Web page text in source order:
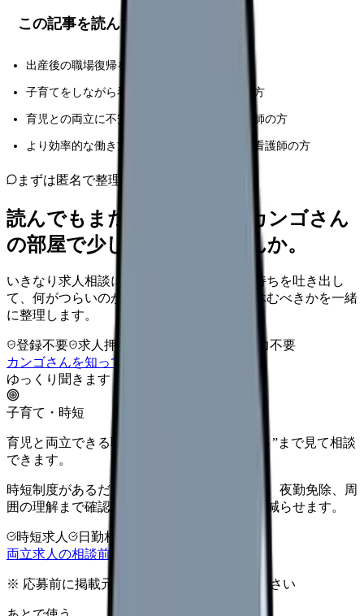
この記事を読んでほしい人
出産後の職場復帰を控えている看護師の方
子育てをしながら看護師として働き続けたい方
育児との両立に不安や悩みを抱えている看護師の方
より効率的な働き方を実現したい子育て中の看護師の方
まずは匿名で整理
読んでもまだ苦しいなら、カンゴさん
の部屋で少し話してみませんか。
いきなり求人相談には進みません。今の気持ちを吐き出し
て、何がつらいのか、辞めるべきか、少し休むべきかを一緒
に整理します。
登録不要 求人押し売りなし
病院名は入力不要
カンゴさんを知ってから相談する
ゆっくり聞きます
子育て・時短
育児と両立できる職場か、制度の“使いやすさ”まで見て相談
できます。
時短制度があるだけでなく、急な休み、残業、夜勤免除、周
囲の理解まで確認しておくと入職後のズレを減らせます。
時短求人 日勤相談
両立求人の相談前チェックを見る
※ 応募前に掲載元の最新情報を確認してください